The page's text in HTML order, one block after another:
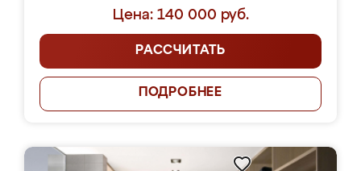
Цена: 140 000 руб.
РАССЧИТАТЬ
ПОДРОБНЕЕ